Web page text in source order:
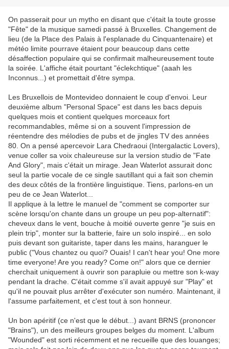
On passerait pour un mytho en disant que c'était la toute grosse
"Fête" de la musique samedi passé à Bruxelles. Changement de
lieu (de la Place des Palais à l'esplanade du Cinquantenaire) et
météo limite pourrave étaient pour beaucoup dans cette
désaffection populaire qui se confirmait malheureusement toute
la soirée. L'affiche était pourtant "éclekchtique" (aaah les
Inconnus...) et promettait d'être sympa.
Les Bruxellois de Montevideo donnaient le coup d'envoi. Leur
deuxième album "Personal Space" est dans les bacs depuis
quelques mois et contient quelques morceaux fort
recommandables, même si on a souvent l'impression de
réentendre des mélodies de pubs et de jingles TV des années
80. On a pensé apercevoir Lara Chedraoui (Intergalactic Lovers),
venue coller sa voix chaleureuse sur la version studio de "Fate
And Glory", mais c'était un mirage. Jean Waterlot assurait donc
seul la partie vocale de ce single sautillant qui a fait son chemin
des deux côtés de la frontière linguistique. Tiens, parlons-en un
peu de ce Jean Waterlot...
Il applique à la lettre le manuel de "comment se comporter sur
scène lorsqu'on chante dans un groupe un peu pop-alternatif":
cheveux dans le vent, bouche à moitié ouverte genre "je suis en
plein trip", monter sur la batterie, faire un solo inspiré... en solo
puis devant son guitariste, taper dans les mains, haranguer le
public ("Vous chantez ou quoi? Ouais! I can't hear you! One more
time everyone! Are you ready? Come on!" alors que ce dernier
cherchait uniquement à ouvrir son parapluie ou mettre son k-way
pendant la drache. C'était comme s'il avait appuyé sur "Play" et
qu'il ne pouvait plus arrêter d'exécuter son numéro. Maintenant, il
l'assume parfaitement, et c'est tout à son honneur.
Un bon apéritif (ce n'est que le début...) avant BRNS (prononcer
"Brains"), un des meilleurs groupes belges du moment. L'album
"Wounded" est sorti récemment et ne recueille que des louanges;